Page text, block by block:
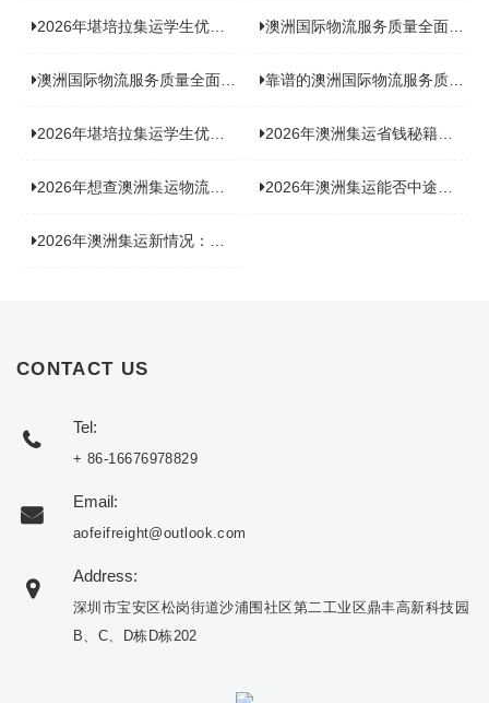
2026年堪培拉集运学生优惠申请来袭，快来看看怎样抓住福利！ 澳洲国际物流服务质量全面对比分析
澳洲国际物流服务质量全面对比分析（2026 最新版） 靠谱的澳洲国际物流服务质量全面对比分析（2026 最新版）
2026年堪培拉集运学生优惠申请来袭，快来看看如何轻松拿下！ 2026年澳洲集运省钱秘籍大公开！这些避坑技巧你不能错过！
2026年想查澳洲集运物流信息？这里有超实用查询入口！ 2026年澳洲集运能否中途拦截？答案即将揭晓！
2026年澳洲集运新情况：到底能不能寄充电宝？
CONTACT US
Tel:
+ 86-16676978829
Email:
aofeifreight@outlook.com
Address:
深圳市宝安区松岗街道沙浦围社区第二工业区鼎丰高新科技园
B、C、D栋D栋202